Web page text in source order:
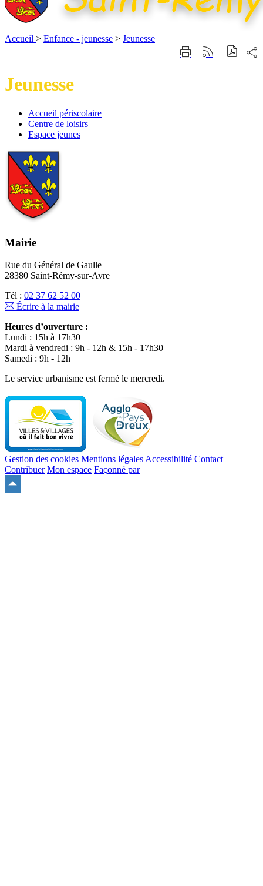
Accueil > Enfance - jeunesse > Jeunesse
ImprimerGénérer
sur
Jeunesse
Accueil
périscolaire
Accueil périscolaire
Centre
de
Centre de loisirs
Espace
Espace jeunes
Mairie
Rue du Général de Gaulle
28380 Saint-Rémy-sur-Avre
Tél : 02 37 62 52 00
Écrire à la mairie
Heures d’ouverture :
Lundi : 15h à 17h30
Mardi à vendredi : 9h - 12h & 15h - 17h30
Samedi : 9h - 12h
Le service urbanisme est fermé le mercredi.
Gestion des cookies Mentions légales Accessibilité Contact
Contribuer Mon espace Façonné par